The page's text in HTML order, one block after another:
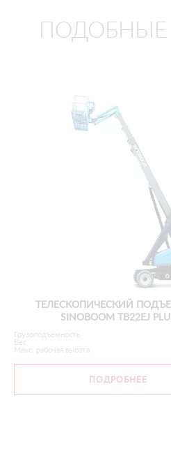
ТЕЛЕСКОПИЧЕСКИЙ
SINOBOOM TB22EJ
Грузоподъемность
Вес
Макс. рабочая высота
ПОДРОБНЕЕ